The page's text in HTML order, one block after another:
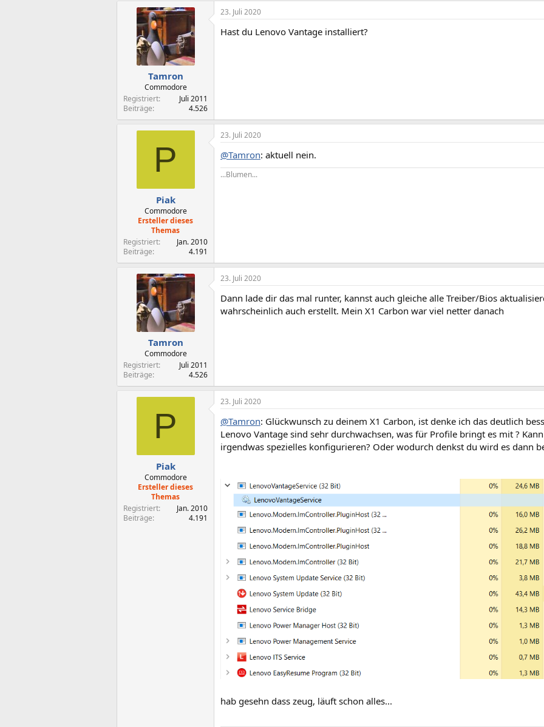
Tamron
Commodore
Registriert
Juli 2011
Beiträge
4.526
23. Juli 2020
Hast du Lenovo Vantage installiert?
P
Piak
Commodore
Ersteller dieses
Themas
Registriert
Jan. 2010
Beiträge
4.191
23. Juli 2020
@Tamron: aktuell nein.
...Blumen...
Tamron
Commodore
Registriert
Juli 2011
Beiträge
4.526
23. Juli 2020
Dann lade dir das mal runter, kannst auch gleiche alle Treiber/Bios
wahrscheinlich auch erstellt. Mein X1 Carbon war viel netter danach
P
Piak
Commodore
Ersteller dieses
Themas
Registriert
Jan. 2010
Beiträge
4.191
23. Juli 2020
@Tamron: Glückwunsch zu deinem X1 Carbon, ist denke ich das deutlich
Lenovo Vantage sind sehr durchwachsen, was für Profile bringt es mit ?
irgendwas spezielles konfigurieren? Oder wodurch denkst du wird es dann
hab gesehn dass zeug, läuft schon alles...